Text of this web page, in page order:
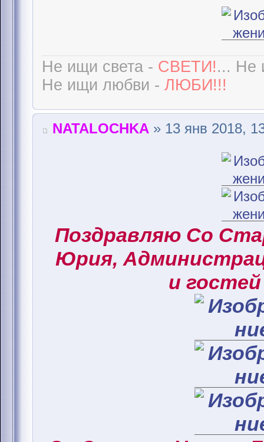
Не ищи света - СВЕТИ!... Не
Не ищи любви - ЛЮБИ!!!
NATALOCHKA » 13 янв 2018,
Поздравляю Со
Юрия,
и